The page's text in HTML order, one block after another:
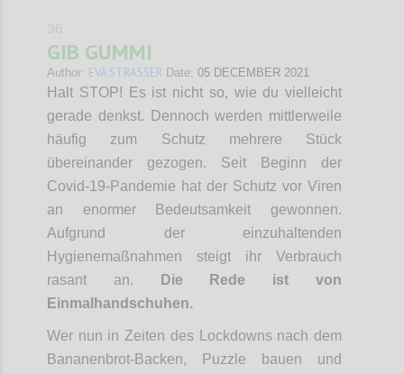
GIB GUMMI
Author: EVA STRASSER Date: 05 DECEMBER 2021
Halt STOP! Es ist nicht so, wie du vielleicht
gerade denkst. Dennoch werden mittlerweile
häufig zum Schutz mehrere Stück
übereinander gezogen. Seit Beginn der
Covid-19-Pandemie hat der Schutz vor Viren
an enormer Bedeutsamkeit gewonnen.
Aufgrund der einzuhaltenden
Hygienemaßnahmen steigt ihr Verbrauch
rasant an.
Die Rede ist von
Einmalhandschuhen.
Wer nun in Zeiten des Lockdowns nach dem
Bananenbrot-Backen, Puzzle bauen und